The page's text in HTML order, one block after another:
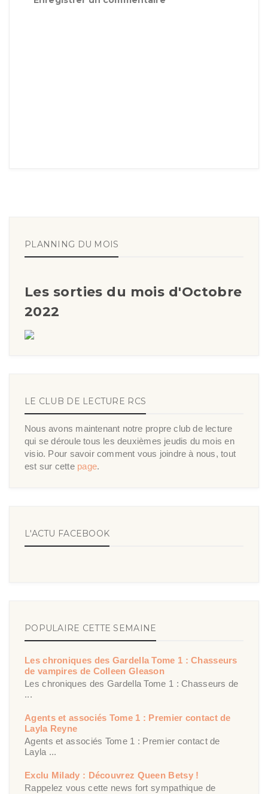
PLANNING DU MOIS
Les sorties du mois d'Octobre
2022
LE CLUB DE LECTURE RCS
Nous avons maintenant notre propre club de lecture
qui se déroule tous les deuxièmes jeudis du mois en
visio. Pour savoir comment vous joindre à nous, tout
est sur cette page.
L'ACTU FACEBOOK
POPULAIRE CETTE SEMAINE
Les chroniques des Gardella Tome 1 : Chasseurs
de vampires de Colleen Gleason
Les chroniques des Gardella Tome 1 : Chasseurs de
...
Agents et associés Tome 1 : Premier contact de
Layla Reyne
Agents et associés Tome 1 : Premier contact de
Layla ...
Exclu Milady : Découvrez Queen Betsy !
Rappelez vous cette news fort sympathique de